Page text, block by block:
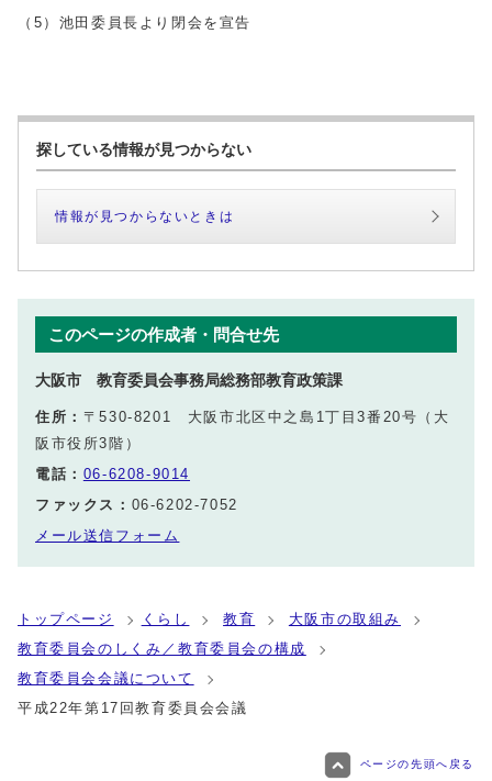
（5）池田委員長より閉会を宣告
探している情報が見つからない
情報が見つからないときは
このページの作成者・問合せ先
大阪市 教育委員会事務局総務部教育政策課
住所： 〒530-8201 大阪市北区中之島1丁目3番20号（大
阪市役所3階）
電話： 06-6208-9014
ファックス： 06-6202-7052
メール送信フォーム
トップページ くらし 教育
大阪市の取組み
教育委員会のしくみ／教育委員会の構成
教育委員会会議について
平成22年第17回教育委員会会議
ページの先頭へ戻る